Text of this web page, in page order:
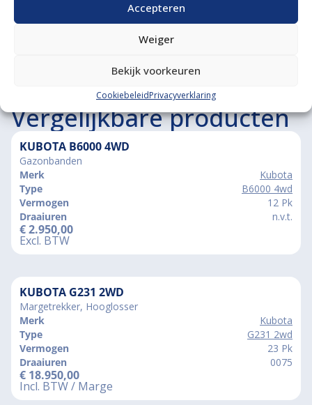
Accepteren
Weiger
Bekijk voorkeuren
CookiebeleidPrivacyverklaring
Vergelijkbare producten
KUBOTA B6000 4WD
Gazonbanden
Merk
Kubota
Type
B6000 4wd
Vermogen
12 Pk
Draaiuren
n.v.t.
€2.950,00
Excl. BTW
KUBOTA G231 2WD
Margetrekker, Hooglosser
Merk
Kubota
Type
G231 2wd
Vermogen
23 Pk
Draaiuren
0075
€ 18.950,00
Incl. BTW / Marge